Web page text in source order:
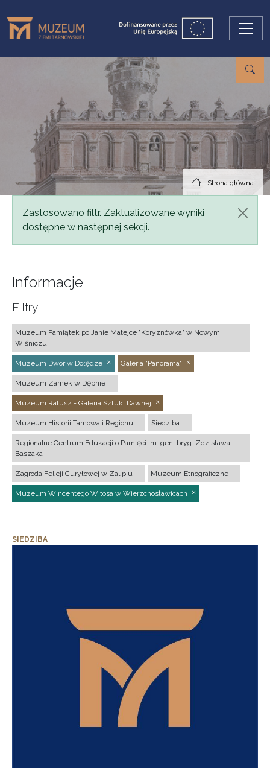
Strona główna
Komunikat
Zastosowano filtr. Zaktualizowane wyniki
dostępne w następnej sekcji.
Informacje
Filtry:
Muzeum Pamiątek po Janie Matejce "Koryznówka" w Nowym
Wiśniczu
Muzeum Dwór w Dołędze Galeria "Panorama"
Muzeum Zamek w Dębnie
Muzeum Ratusz - Galeria Sztuki Dawnej
Muzeum Historii Tarnowa i Regionu Siedziba
Regionalne Centrum Edukacji o Pamięci im. gen. bryg. Zdzisława
Baszaka
Zagroda Felicji Curyłowej w Zalipiu Muzeum Etnograficzne
Muzeum Wincentego Witosa w Wierzchosławicach
SIEDZIBA